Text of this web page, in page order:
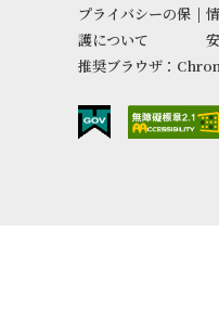
プライバシーの保
護について
|
推奨ブラウザ：